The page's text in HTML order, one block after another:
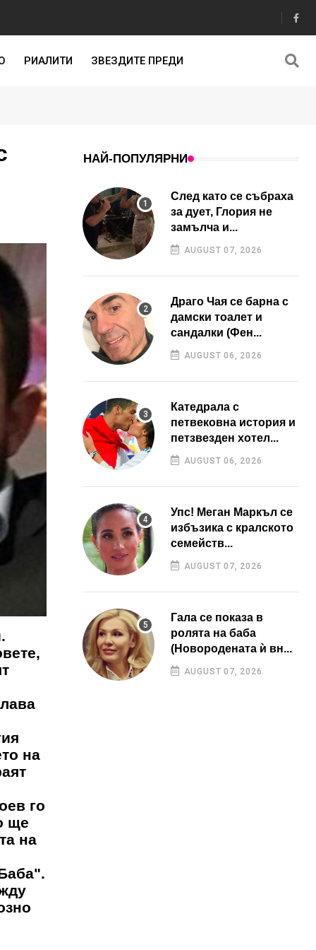
РИАЛИТИ ЗВЕЗДИТЕ ПРЕДИ
на
го
ще
на
НАЙ-ПОПУЛЯРНИ
След като се събраха
за дует, Глория не
замълча и...
AUGUST 07, 2026
Драго Чая се барна с
дамски тоалет и
сандалки (Фен...
AUGUST 06, 2026
Катедрала с
петвековна история и
петзвезден хотел...
AUGUST 06, 2026
Упс! Меган Маркъл се
избъзика с кралското
семейств...
AUGUST 07, 2026
Гала се показа в
ролята на баба
(Новородената ѝ вн...
AUGUST 07, 2026